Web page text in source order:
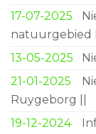
17-07-2025
natuurgebied
13-05-2025
21-01-2025
Ruygeborg ||
19-12-2024